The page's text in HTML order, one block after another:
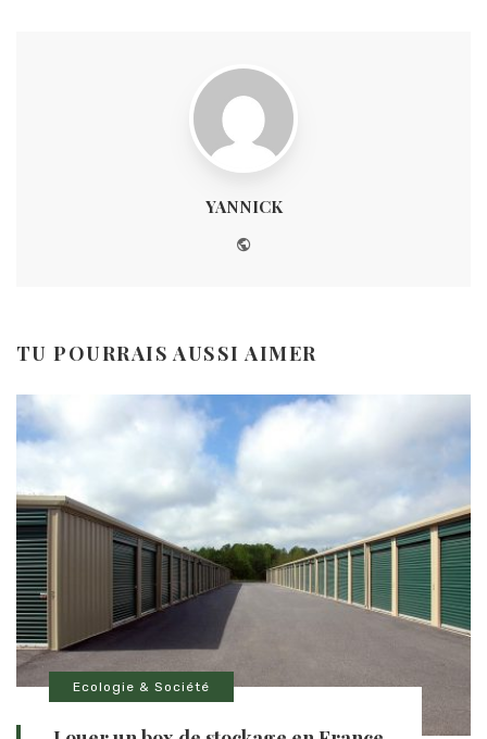
YANNICK
TU POURRAIS AUSSI AIMER
Ecologie & Société